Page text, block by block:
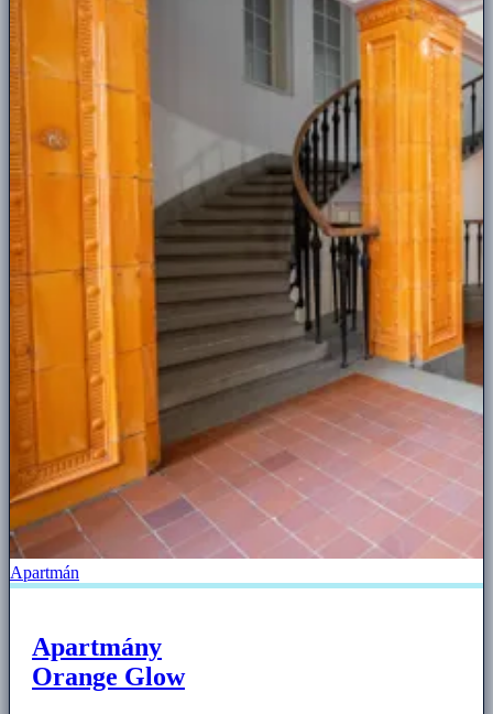
Apartmán
Apartmány
Orange Glow